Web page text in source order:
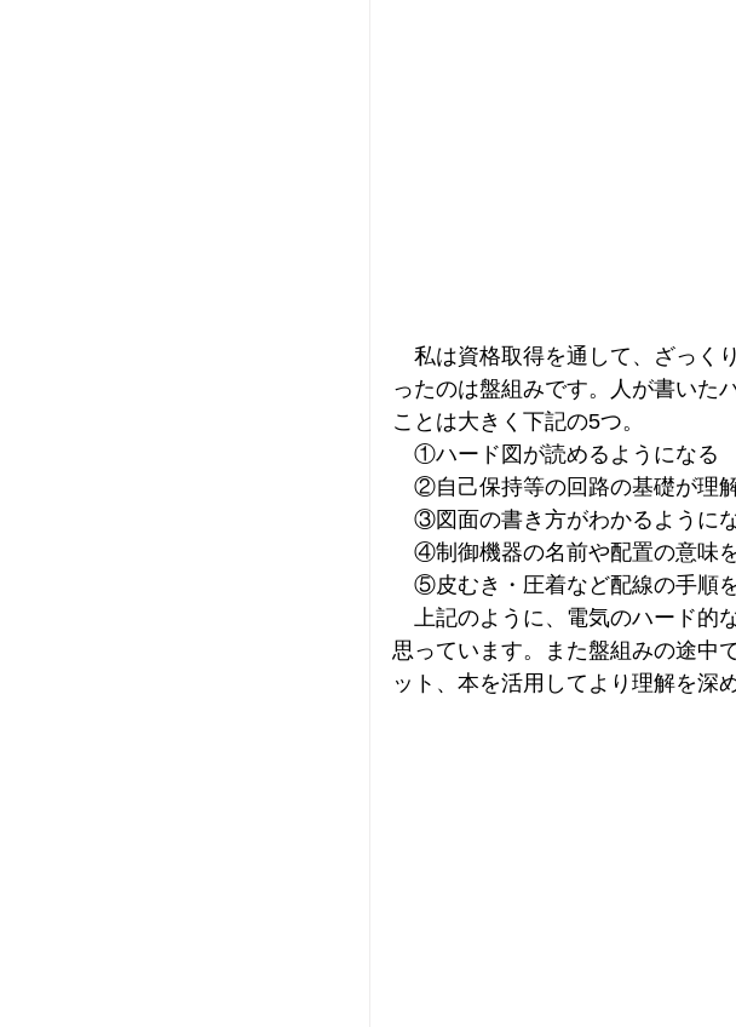
私は資格取得を通して、ざっく
ったのは盤組みです。人が書いた
ことは大きく下記の5つ。
①ハード図が読めるようになる
②自己保持等の回路の基礎が理
③図面の書き方がわかるように
④制御機器の名前や配置の意味
⑤皮むき・圧着など配線の手順
上記のように、電気のハード的
思っています。また盤組みの途中
ット、本を活用してより理解を深